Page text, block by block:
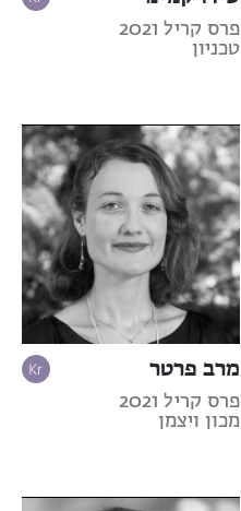
פרס קריל 2021
טכניון
מרב פרטר
פרס קריל 2021
מכון ויצמן